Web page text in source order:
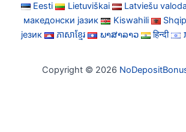
Eesti
Lietuviškai
Latviešu valoda
македонски јазик
Kiswahili Shqip
језик
ភាសាខ្មែរ ພາສາລາວ हिन्दी
Copyright © 2026